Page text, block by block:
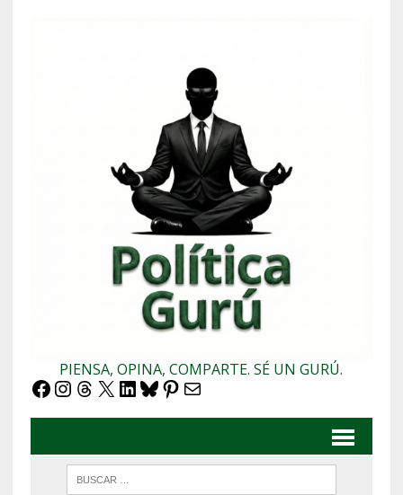
PIENSA, OPINA, COMPARTE. SÉ UN GURÚ.
Facebook
Instagram
Threads
X LinkedIn
Bluesky
Pinterest
Correo electrónico